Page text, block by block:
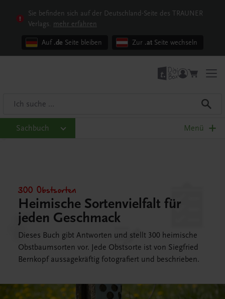
Sie befinden sich auf der Deutschland-Seite des TRAUNER
Verlags. mehr erfahren
Auf .de Seite bleiben Zur .at Seite wechseln
Sachbuch Menü
300 Obstsorten
Heimische Sortenvielfalt für
jeden Geschmack
Dieses Buch gibt Antworten und stellt 300 heimische
Obstbaumsorten vor. Jede Obstsorte ist von Siegfried
Bernkopf aussagekräftig fotografiert und beschrieben.